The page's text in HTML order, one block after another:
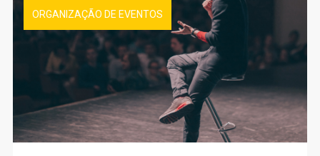
ORGANIZAÇÃO DE EVENTOS